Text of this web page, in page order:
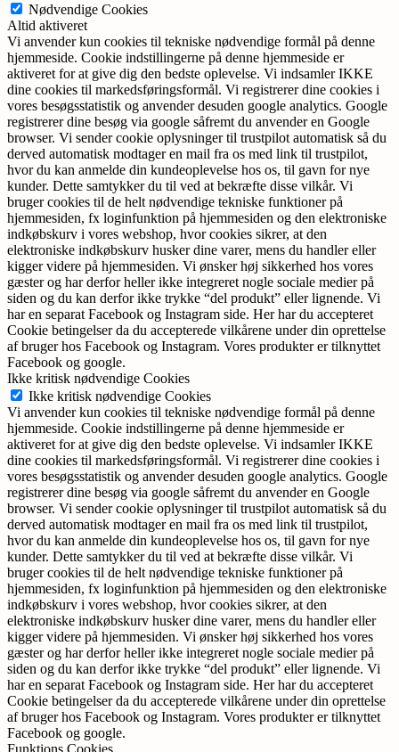
Nødvendige Cookies
Altid aktiveret
Vi anvender kun cookies til tekniske nødvendige formål på denne
hjemmeside. Cookie indstillingerne på denne hjemmeside er
aktiveret for at give dig den bedste oplevelse. Vi indsamler IKKE
dine cookies til markedsføringsformål. Vi registrerer dine cookies i
vores besøgsstatistik og anvender desuden google analytics. Google
registrerer dine besøg via google såfremt du anvender en Google
browser. Vi sender cookie oplysninger til trustpilot automatisk så du
derved automatisk modtager en mail fra os med link til trustpilot,
hvor du kan anmelde din kundeoplevelse hos os, til gavn for nye
kunder. Dette samtykker du til ved at bekræfte disse vilkår. Vi
bruger cookies til de helt nødvendige tekniske funktioner på
hjemmesiden, fx loginfunktion på hjemmesiden og den elektroniske
indkøbskurv i vores webshop, hvor cookies sikrer, at den
elektroniske indkøbskurv husker dine varer, mens du handler eller
kigger videre på hjemmesiden. Vi ønsker høj sikkerhed hos vores
gæster og har derfor heller ikke integreret nogle sociale medier på
siden og du kan derfor ikke trykke “del produkt” eller lignende. Vi
har en separat Facebook og Instagram side. Her har du accepteret
Cookie betingelser da du accepterede vilkårene under din oprettelse
af bruger hos Facebook og Instagram. Vores produkter er tilknyttet
Facebook og google.
Ikke kritisk nødvendige Cookies
Ikke kritisk nødvendige Cookies
Vi anvender kun cookies til tekniske nødvendige formål på denne
hjemmeside. Cookie indstillingerne på denne hjemmeside er
aktiveret for at give dig den bedste oplevelse. Vi indsamler IKKE
dine cookies til markedsføringsformål. Vi registrerer dine cookies i
vores besøgsstatistik og anvender desuden google analytics. Google
registrerer dine besøg via google såfremt du anvender en Google
browser. Vi sender cookie oplysninger til trustpilot automatisk så du
derved automatisk modtager en mail fra os med link til trustpilot,
hvor du kan anmelde din kundeoplevelse hos os, til gavn for nye
kunder. Dette samtykker du til ved at bekræfte disse vilkår. Vi
bruger cookies til de helt nødvendige tekniske funktioner på
hjemmesiden, fx loginfunktion på hjemmesiden og den elektroniske
indkøbskurv i vores webshop, hvor cookies sikrer, at den
elektroniske indkøbskurv husker dine varer, mens du handler eller
kigger videre på hjemmesiden. Vi ønsker høj sikkerhed hos vores
gæster og har derfor heller ikke integreret nogle sociale medier på
siden og du kan derfor ikke trykke “del produkt” eller lignende. Vi
har en separat Facebook og Instagram side. Her har du accepteret
Cookie betingelser da du accepterede vilkårene under din oprettelse
af bruger hos Facebook og Instagram. Vores produkter er tilknyttet
Facebook og google.
Funktions Cookies